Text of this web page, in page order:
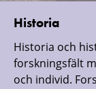
Historia
Historia och
forskningsfält
och individ.